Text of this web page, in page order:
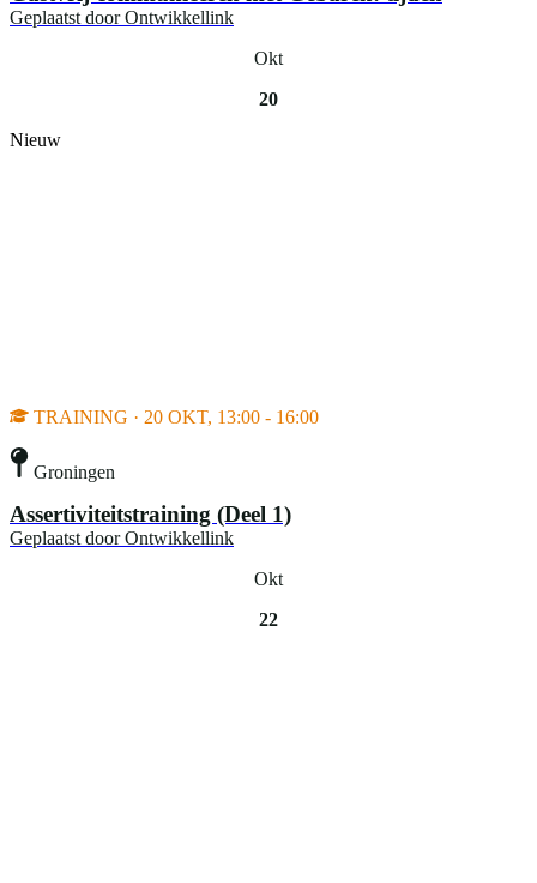
Geplaatst door Ontwikkellink
Okt
20
Nieuw
TRAINING · 20 OKT, 13:00 - 16:00
Groningen
Assertiviteitstraining (Deel 1)
Geplaatst door Ontwikkellink
Okt
22